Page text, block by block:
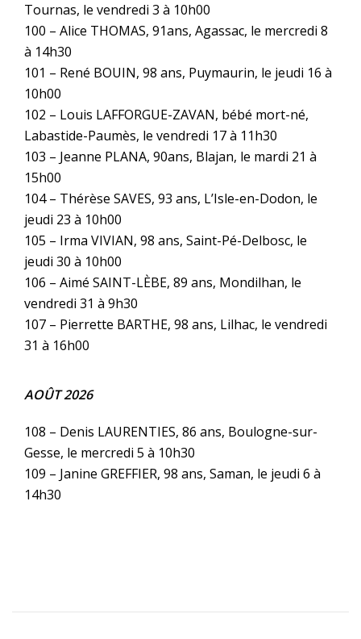
Tournas, le vendredi 3 à 10h00
100 – Alice THOMAS, 91ans, Agassac, le mercredi 8
à 14h30
101 – René BOUIN, 98 ans, Puymaurin, le jeudi 16 à
10h00
102 – Louis LAFFORGUE-ZAVAN, bébé mort-né,
Labastide-Paumès, le vendredi 17 à 11h30
103 – Jeanne PLANA, 90ans, Blajan, le mardi 21 à
15h00
104 – Thérèse SAVES, 93 ans, L’Isle-en-Dodon, le
jeudi 23 à 10h00
105 – Irma VIVIAN, 98 ans, Saint-Pé-Delbosc, le
jeudi 30 à 10h00
106 – Aimé SAINT-LÈBE, 89 ans, Mondilhan, le
vendredi 31 à 9h30
107 – Pierrette BARTHE, 98 ans, Lilhac, le vendredi
31 à 16h00
AOÛT 2026
108 – Denis LAURENTIES, 86 ans, Boulogne-sur-
Gesse, le mercredi 5 à 10h30
109 – Janine GREFFIER, 98 ans, Saman, le jeudi 6 à
14h30